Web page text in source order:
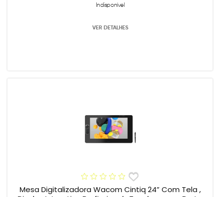
Indisponível
VER DETALHES
Mesa Digitalizadora Wacom Cintiq 24” Com Tela ,